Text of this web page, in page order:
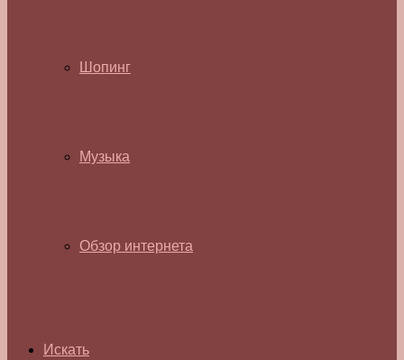
Шопинг
Музыка
Обзор интернета
Искать